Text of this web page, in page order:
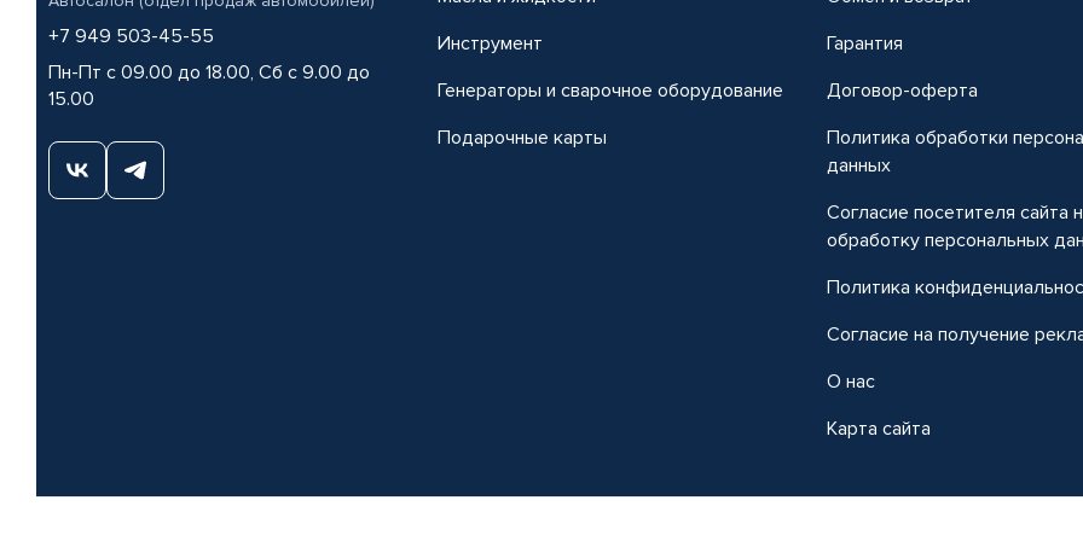
+7 949 503-45-55
Пн-Пт с 09.00 до 18.00, Сб с 9.00 до
15.00
Инструмент
Генераторы и сварочное оборудование
Подарочные карты
Гарантия
Договор-оферта
Политика обработки
данных
Согласие посетителя сайта
обработку персональных
Политика
Согласие на получение
О нас
Карта сайта